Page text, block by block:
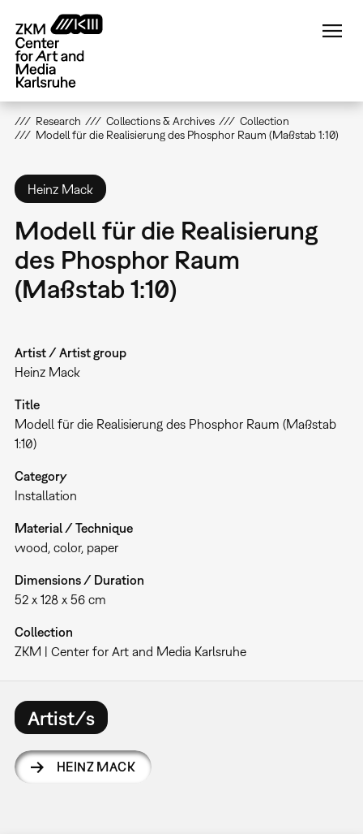
main
content
Research Collections & Archives
Collection
Modell für die Realisierung des Phosphor Raum (Maßstab 1:10)
Heinz Mack
Modell für die Realisierung
des Phosphor Raum
(Maßstab 1:10)
Artist / Artist group
Heinz Mack
Title
Modell für die Realisierung des Phosphor Raum (Maßstab
1:10)
Category
Installation
Material / Technique
wood, color, paper
Dimensions / Duration
52 x 128 x 56 cm
Collection
ZKM | Center for Art and Media Karlsruhe
Artist/s
HEINZ MACK